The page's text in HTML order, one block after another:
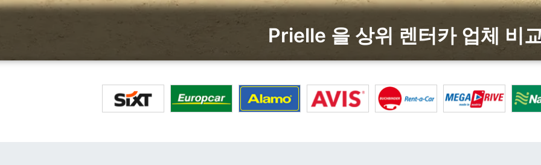
Prielle 을 상위 렌터카 업체 비